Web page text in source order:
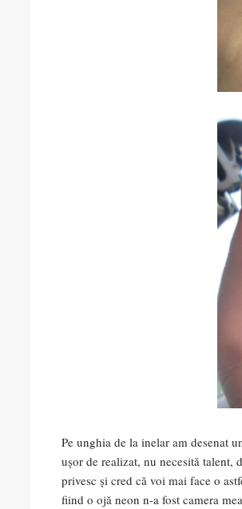
Pe unghia de la inelar am desenat
ușor de realizat, nu necesită talent,
privesc și cred că voi mai face o
fiind o ojă neon n-a fost camera